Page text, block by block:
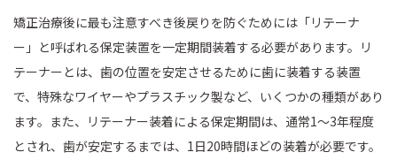
矯正治療後に最も注意すべき後戻りを防ぐためには「リテーナ
ー」と呼ばれる保定装置を一定期間装着する必要があります。リ
テーナーとは、歯の位置を安定させるために歯に装着する装置
で、特殊なワイヤーやプラスチック製など、いくつかの種類があり
ます。また、リテーナー装着による保定期間は、通常1～3年程度
とされ、歯が安定するまでは、1日20時間ほどの装着が必要です。